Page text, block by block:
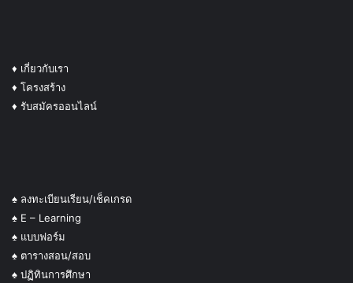
♦ เกี่ยวกับเรา
♦ โครงสร้าง
♦ รับสมัครออนไลน์
♠ ลงทะเบียนเรียน/เช็คเกรด
♠ E – Learning
♠ แบบฟอร์ม
♠ ตารางสอน/สอบ
♠ ปฏิทินการศึกษา